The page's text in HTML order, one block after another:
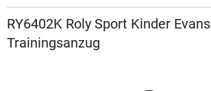
RY6402K Roly Sport Kinder Evans
Trainingsanzug